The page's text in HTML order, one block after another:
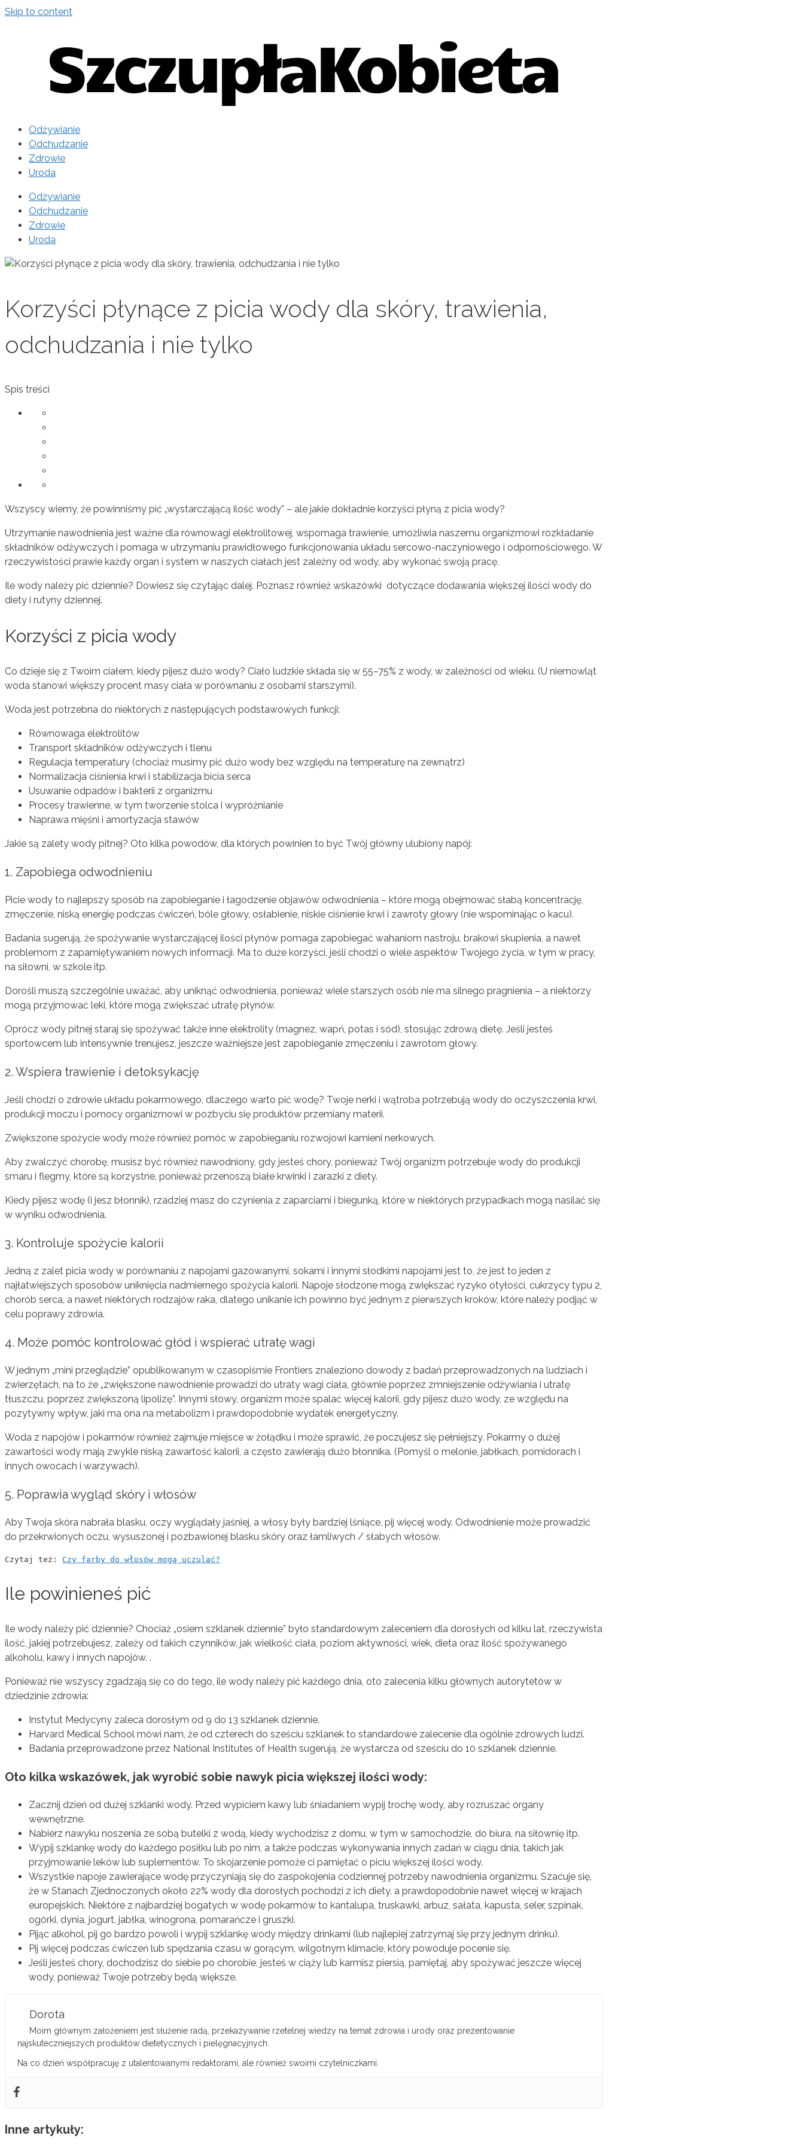
Skip to content
Odżywianie
Odchudzanie
Zdrowie
Uroda
Odżywianie
Odchudzanie
Zdrowie
Uroda
Korzyści płynące z picia wody dla skóry, trawienia,
odchudzania i nie tylko
Spis treści
Wszyscy wiemy, że powinniśmy pić „wystarczającą ilość wody” – ale jakie dokładnie korzyści płyną z picia wody?
Utrzymanie nawodnienia jest ważne dla równowagi elektrolitowej, wspomaga trawienie, umożliwia naszemu organizmowi rozkładanie
składników odżywczych i pomaga w utrzymaniu prawidłowego funkcjonowania układu sercowo-naczyniowego i odpornościowego. W
rzeczywistości prawie każdy organ i system w naszych ciałach jest zależny od wody, aby wykonać swoją pracę.
Ile wody należy pić dziennie? Dowiesz się czytając dalej. Poznasz również wskazówki dotyczące dodawania większej ilości wody do
diety i rutyny dziennej.
Korzyści z picia wody
Co dzieje się z Twoim ciałem, kiedy pijesz dużo wody? Ciało ludzkie składa się w 55–75% z wody, w zależności od wieku. (U niemowląt
woda stanowi większy procent masy ciała w porównaniu z osobami starszymi).
Woda jest potrzebna do niektórych z następujących podstawowych funkcji:
Równowaga elektrolitów
Transport składników odżywczych i tlenu
Regulacja temperatury (chociaż musimy pić dużo wody bez względu na temperaturę na zewnątrz)
Normalizacja ciśnienia krwi i stabilizacja bicia serca
Usuwanie odpadów i bakterii z organizmu
Procesy trawienne, w tym tworzenie stolca i wypróżnianie
Naprawa mięśni i amortyzacja stawów
Jakie są zalety wody pitnej? Oto kilka powodów, dla których powinien to być Twój główny ulubiony napój:
1. Zapobiega odwodnieniu
Picie wody to najlepszy sposób na zapobieganie i łagodzenie objawów odwodnienia – które mogą obejmować słabą koncentrację,
zmęczenie, niską energię podczas ćwiczeń, bóle głowy, osłabienie, niskie ciśnienie krwi i zawroty głowy (nie wspominając o kacu).
Badania sugerują, że spożywanie wystarczającej ilości płynów pomaga zapobiegać wahaniom nastroju, brakowi skupienia, a nawet
problemom z zapamiętywaniem nowych informacji. Ma to duże korzyści, jeśli chodzi o wiele aspektów Twojego życia, w tym w pracy,
na siłowni, w szkole itp.
Dorośli muszą szczególnie uważać, aby uniknąć odwodnienia, ponieważ wiele starszych osób nie ma silnego pragnienia – a niektórzy
mogą przyjmować leki, które mogą zwiększać utratę płynów.
Oprócz wody pitnej staraj się spożywać także inne elektrolity (magnez, wapń, potas i sód), stosując zdrową dietę. Jeśli jesteś
sportowcem lub intensywnie trenujesz, jeszcze ważniejsze jest zapobieganie zmęczeniu i zawrotom głowy.
2. Wspiera trawienie i detoksykację
Jeśli chodzi o zdrowie układu pokarmowego, dlaczego warto pić wodę? Twoje nerki i wątroba potrzebują wody do oczyszczenia krwi,
produkcji moczu i pomocy organizmowi w pozbyciu się produktów przemiany materii.
Zwiększone spożycie wody może również pomóc w zapobieganiu rozwojowi kamieni nerkowych.
Aby zwalczyć chorobę, musisz być również nawodniony, gdy jesteś chory, ponieważ Twój organizm potrzebuje wody do produkcji
smaru i flegmy, które są korzystne, ponieważ przenoszą białe krwinki i zarazki z diety.
Kiedy pijesz wodę (i jesz błonnik), rzadziej masz do czynienia z zaparciami i biegunką, które w niektórych przypadkach mogą nasilać się
w wyniku odwodnienia.
3. Kontroluje spożycie kalorii
Jedną z zalet picia wody w porównaniu z napojami gazowanymi, sokami i innymi słodkimi napojami jest to, że jest to jeden z
najłatwiejszych sposobów uniknięcia nadmiernego spożycia kalorii. Napoje słodzone mogą zwiększać ryzyko otyłości, cukrzycy typu 2,
chorób serca, a nawet niektórych rodzajów raka, dlatego unikanie ich powinno być jednym z pierwszych kroków, które należy podjąć w
celu poprawy zdrowia.
4. Może pomóc kontrolować głód i wspierać utratę wagi
W jednym „mini przeglądzie” opublikowanym w czasopiśmie Frontiers znaleziono dowody z badań przeprowadzonych na ludziach i
zwierzętach, na to że „zwiększone nawodnienie prowadzi do utraty wagi ciała, głównie poprzez zmniejszenie odżywiania i utratę
tłuszczu, poprzez zwiększoną lipolizę”. Innymi słowy, organizm może spalać więcej kalorii, gdy pijesz dużo wody, ze względu na
pozytywny wpływ, jaki ma ona na metabolizm i prawdopodobnie wydatek energetyczny.
Woda z napojów i pokarmów również zajmuje miejsce w żołądku i może sprawić, że poczujesz się pełniejszy. Pokarmy o dużej
zawartości wody mają zwykle niską zawartość kalorii, a często zawierają dużo błonnika. (Pomyśl o melonie, jabłkach, pomidorach i
innych owocach i warzywach).
5. Poprawia wygląd skóry i włosów
Aby Twoja skóra nabrała blasku, oczy wyglądały jaśniej, a włosy były bardziej lśniące, pij więcej wody. Odwodnienie może prowadzić
do przekrwionych oczu, wysuszonej i pozbawionej blasku skóry oraz łamliwych / słabych włosów.
Czytaj też: Czy farby do włosów mogą uczulać?
Ile powinieneś pić
Ile wody należy pić dziennie? Chociaż „osiem szklanek dziennie” było standardowym zaleceniem dla dorosłych od kilku lat, rzeczywista
ilość, jakiej potrzebujesz, zależy od takich czynników, jak wielkość ciała, poziom aktywności, wiek, dieta oraz ilość spożywanego
alkoholu, kawy i innych napojów. .
Ponieważ nie wszyscy zgadzają się co do tego, ile wody należy pić każdego dnia, oto zalecenia kilku głównych autorytetów w
dziedzinie zdrowia:
Instytut Medycyny zaleca dorosłym od 9 do 13 szklanek dziennie.
Harvard Medical School mówi nam, że od czterech do sześciu szklanek to standardowe zalecenie dla ogólnie zdrowych ludzi.
Badania przeprowadzone przez National Institutes of Health sugerują, że wystarcza od sześciu do 10 szklanek dziennie.
Oto kilka wskazówek, jak wyrobić sobie nawyk picia większej ilości wody:
Zacznij dzień od dużej szklanki wody. Przed wypiciem kawy lub śniadaniem wypij trochę wody, aby rozruszać organy
wewnętrzne.
Nabierz nawyku noszenia ze sobą butelki z wodą, kiedy wychodzisz z domu, w tym w samochodzie, do biura, na siłownię itp.
Wypij szklankę wody do każdego posiłku lub po nim, a także podczas wykonywania innych zadań w ciągu dnia, takich jak
przyjmowanie leków lub suplementów. To skojarzenie pomoże ci pamiętać o piciu większej ilości wody.
Wszystkie napoje zawierające wodę przyczyniają się do zaspokojenia codziennej potrzeby nawodnienia organizmu. Szacuje się,
że w Stanach Zjednoczonych około 22% wody dla dorosłych pochodzi z ich diety, a prawdopodobnie nawet więcej w krajach
europejskich. Niektóre z najbardziej bogatych w wodę pokarmów to kantalupa, truskawki, arbuz, sałata, kapusta, seler, szpinak,
ogórki, dynia, jogurt, jabłka, winogrona, pomarańcze i gruszki.
Pijąc alkohol, pij go bardzo powoli i wypij szklankę wody między drinkami (lub najlepiej zatrzymaj się przy jednym drinku).
Pij więcej podczas ćwiczeń lub spędzania czasu w gorącym, wilgotnym klimacie, który powoduje pocenie się.
Jeśli jesteś chory, dochodzisz do siebie po chorobie, jesteś w ciąży lub karmisz piersią, pamiętaj, aby spożywać jeszcze więcej
wody, ponieważ Twoje potrzeby będą większe.
Dorota
Moim głównym założeniem jest służenie radą, przekazywanie rzetelnej wiedzy na temat zdrowia i urody oraz prezentowanie
najskuteczniejszych produktów dietetycznych i pielęgnacyjnych.
Na co dzień współpracuję z utalentowanymi redaktorami, ale również swoimi czytelniczkami.
Inne artykuły: